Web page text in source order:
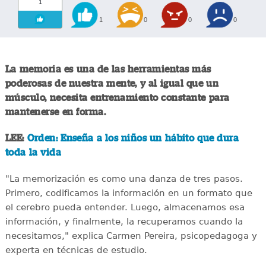
1
1 0 0 0
La memoria es una de las herramientas más
poderosas de nuestra mente, y al igual que un
músculo, necesita entrenamiento constante para
mantenerse en forma.
LEE: Orden: Enseña a los niños un hábito que dura
toda la vida
"La memorización es como una danza de tres pasos.
Primero, codificamos la información en un formato que
el cerebro pueda entender. Luego, almacenamos esa
información, y finalmente, la recuperamos cuando la
necesitamos," explica Carmen Pereira, psicopedagoga y
experta en técnicas de estudio.